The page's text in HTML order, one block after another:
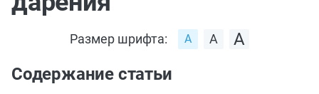
Размер шрифта:
Содержание статьи